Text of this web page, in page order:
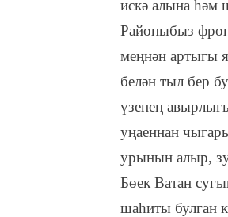
искә алына һәм
Районыбыз
меңнән артыгы
белән тыл бер
үзенең
уңаеннан
урынын алыр,
Бөек Ватан
шаһиты булган